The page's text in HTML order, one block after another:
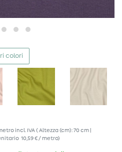
colori
incl. IVA( Altezza (cm): 70 cm |
10,59 € / metro)